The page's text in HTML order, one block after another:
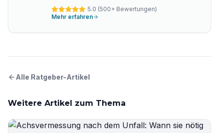
5.0 (500+ Bewertungen)
Mehr erfahren
Alle Ratgeber-Artikel
Weitere Artikel zum Thema